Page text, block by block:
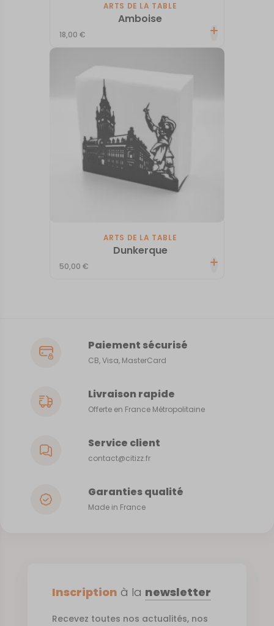
ARTS DE LA TABLE
Amboise
18,00€
ARTS DE LA TABLE
Dunkerque
50,00€
Paiement sécurisé
CB, Visa, MasterCard
Livraison rapide
Offerte en France Métropolitaine
Service client
contact@citizz.fr
Garanties qualité
Made in France
Inscription à la newsletter
Recevez toutes nos actualités, nos